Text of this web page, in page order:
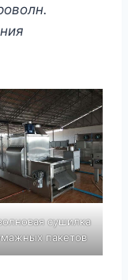
сушилка
пакетов